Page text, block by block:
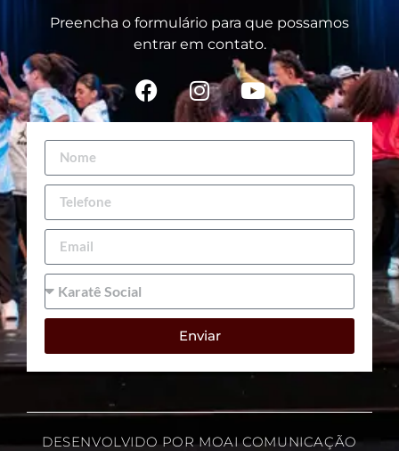
Preencha o formulário para que possamos
entrar em contato.
Enviar
DESENVOLVIDO POR MOAI COMUNICAÇÃO